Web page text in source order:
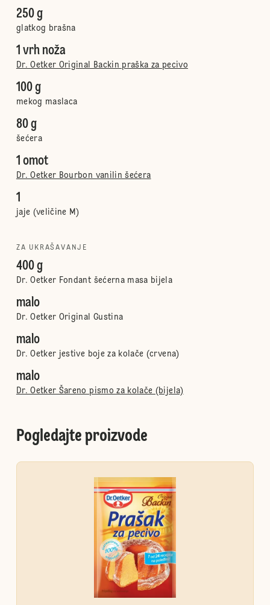
250 g
glatkog brašna
1 vrh noža
Dr. Oetker Original Backin praška za pecivo
100 g
mekog maslaca
80 g
šećera
1 omot
Dr. Oetker Bourbon vanilin šećera
1
jaje (veličine M)
ZA UKRAŠAVANJE
400 g
Dr. Oetker Fondant šećerna masa bijela
malo
Dr. Oetker Original Gustina
malo
Dr. Oetker jestive boje za kolače (crvena)
malo
Dr. Oetker Šareno pismo za kolače (bijela)
Pogledajte proizvode